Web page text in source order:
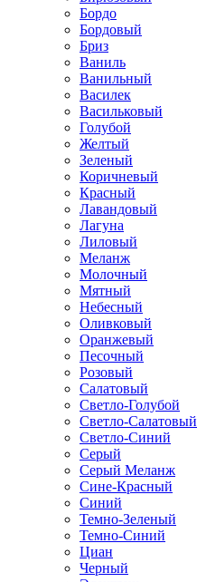
Бордо
Бордовый
Бриз
Ваниль
Ванильный
Василек
Васильковый
Голубой
Желтый
Зеленый
Коричневый
Красный
Лавандовый
Лагуна
Лиловый
Меланж
Молочный
Мятный
Небесный
Оливковый
Оранжевый
Песочный
Розовый
Салатовый
Светло-Голубой
Светло-Салатовый
Светло-Синий
Серый
Серый Меланж
Сине-Красный
Синий
Темно-Зеленый
Темно-Синий
Циан
Черный